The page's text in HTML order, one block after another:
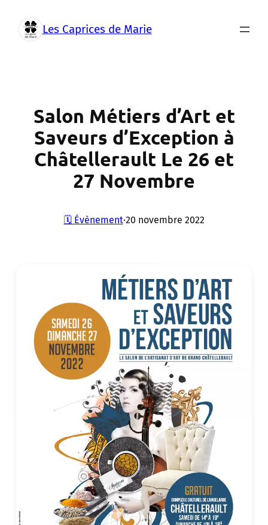
contenu
Les Caprices de Marie
Salon Métiers d’Art et
Saveurs d’Exception à
Châtellerault Le 26 et
27 Novembre
🗓️ Évènement·20 novembre 2022